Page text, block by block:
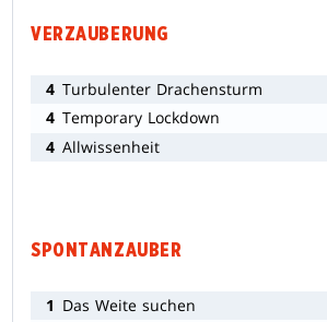
VERZAUBERUNG
4 Turbulenter Drachensturm
4 Temporary Lockdown
4 Allwissenheit
SPONTANZAUBER
1 Das Weite suchen